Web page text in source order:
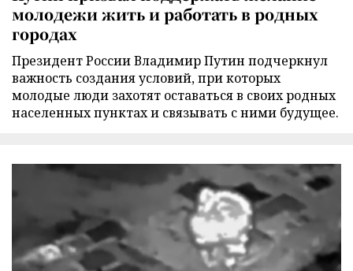
молодежи жить и работать в родных
городах
Президент России Владимир Путин подчеркнул
важность создания условий, при которых
молодые люди захотят оставаться в своих родных
населенных пунктах и связывать с ними будущее.